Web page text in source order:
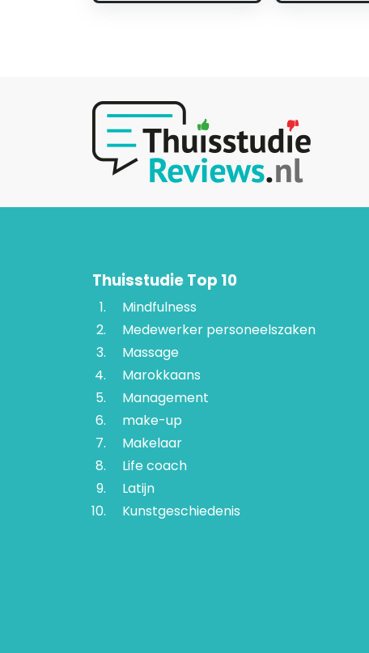
Thuisstudie Top 10
Mindfulness
Medewerker personeelszaken
Massage
Marokkaans
Management
make-up
Makelaar
Life coach
Latijn
Kunstgeschiedenis